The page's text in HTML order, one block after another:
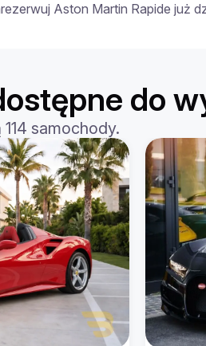
Aston Martin Rapide już
do
samochody.